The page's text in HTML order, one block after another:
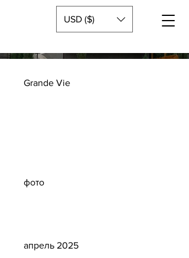
USD ($)
Grande Vie
фото
апрель 2025